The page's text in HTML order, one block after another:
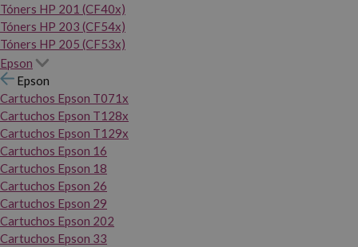
Tóners HP 201 (CF40x)
Tóners HP 203 (CF54x)
Tóners HP 205 (CF53x)
Epson
Epson
Cartuchos Epson T071x
Cartuchos Epson T128x
Cartuchos Epson T129x
Cartuchos Epson 16
Cartuchos Epson 18
Cartuchos Epson 26
Cartuchos Epson 29
Cartuchos Epson 202
Cartuchos Epson 33